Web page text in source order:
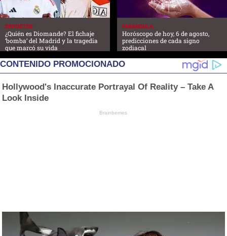
DEPORTES
¿Quién es Diomande? El fichaje
‘bomba’ del Madrid y la tragedia
que marcó su vida
FARANDULA
Horóscopo de hoy, 6 de agosto,
predicciones de cada signo
zodiacal
CONTENIDO PROMOCIONADO
Hollywood's Inaccurate Portrayal Of Reality – Take A
Look Inside
Brainberries